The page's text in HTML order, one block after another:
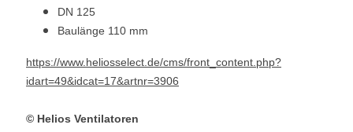
DN 125
Baulänge 110 mm
https://www.heliosselect.de/cms/front_content.php?
idart=49&idcat=17&artnr=3906
© Helios Ventilatoren